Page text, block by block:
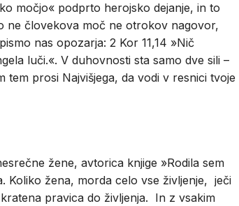
močjo« podprto herojsko dejanje, in to
ne človekova moč ne otrokov nagovor,
nas opozarja: 2 Kor 11,14 »Nič
luči.«. V duhovnosti sta samo dve sili –
tem prosi Najvišjega, da vodi v resnici tvoje
žene, avtorica knjige »Rodila sem
Koliko žena, morda celo vse življenje, ječi
pravica do življenja. In z vsakim